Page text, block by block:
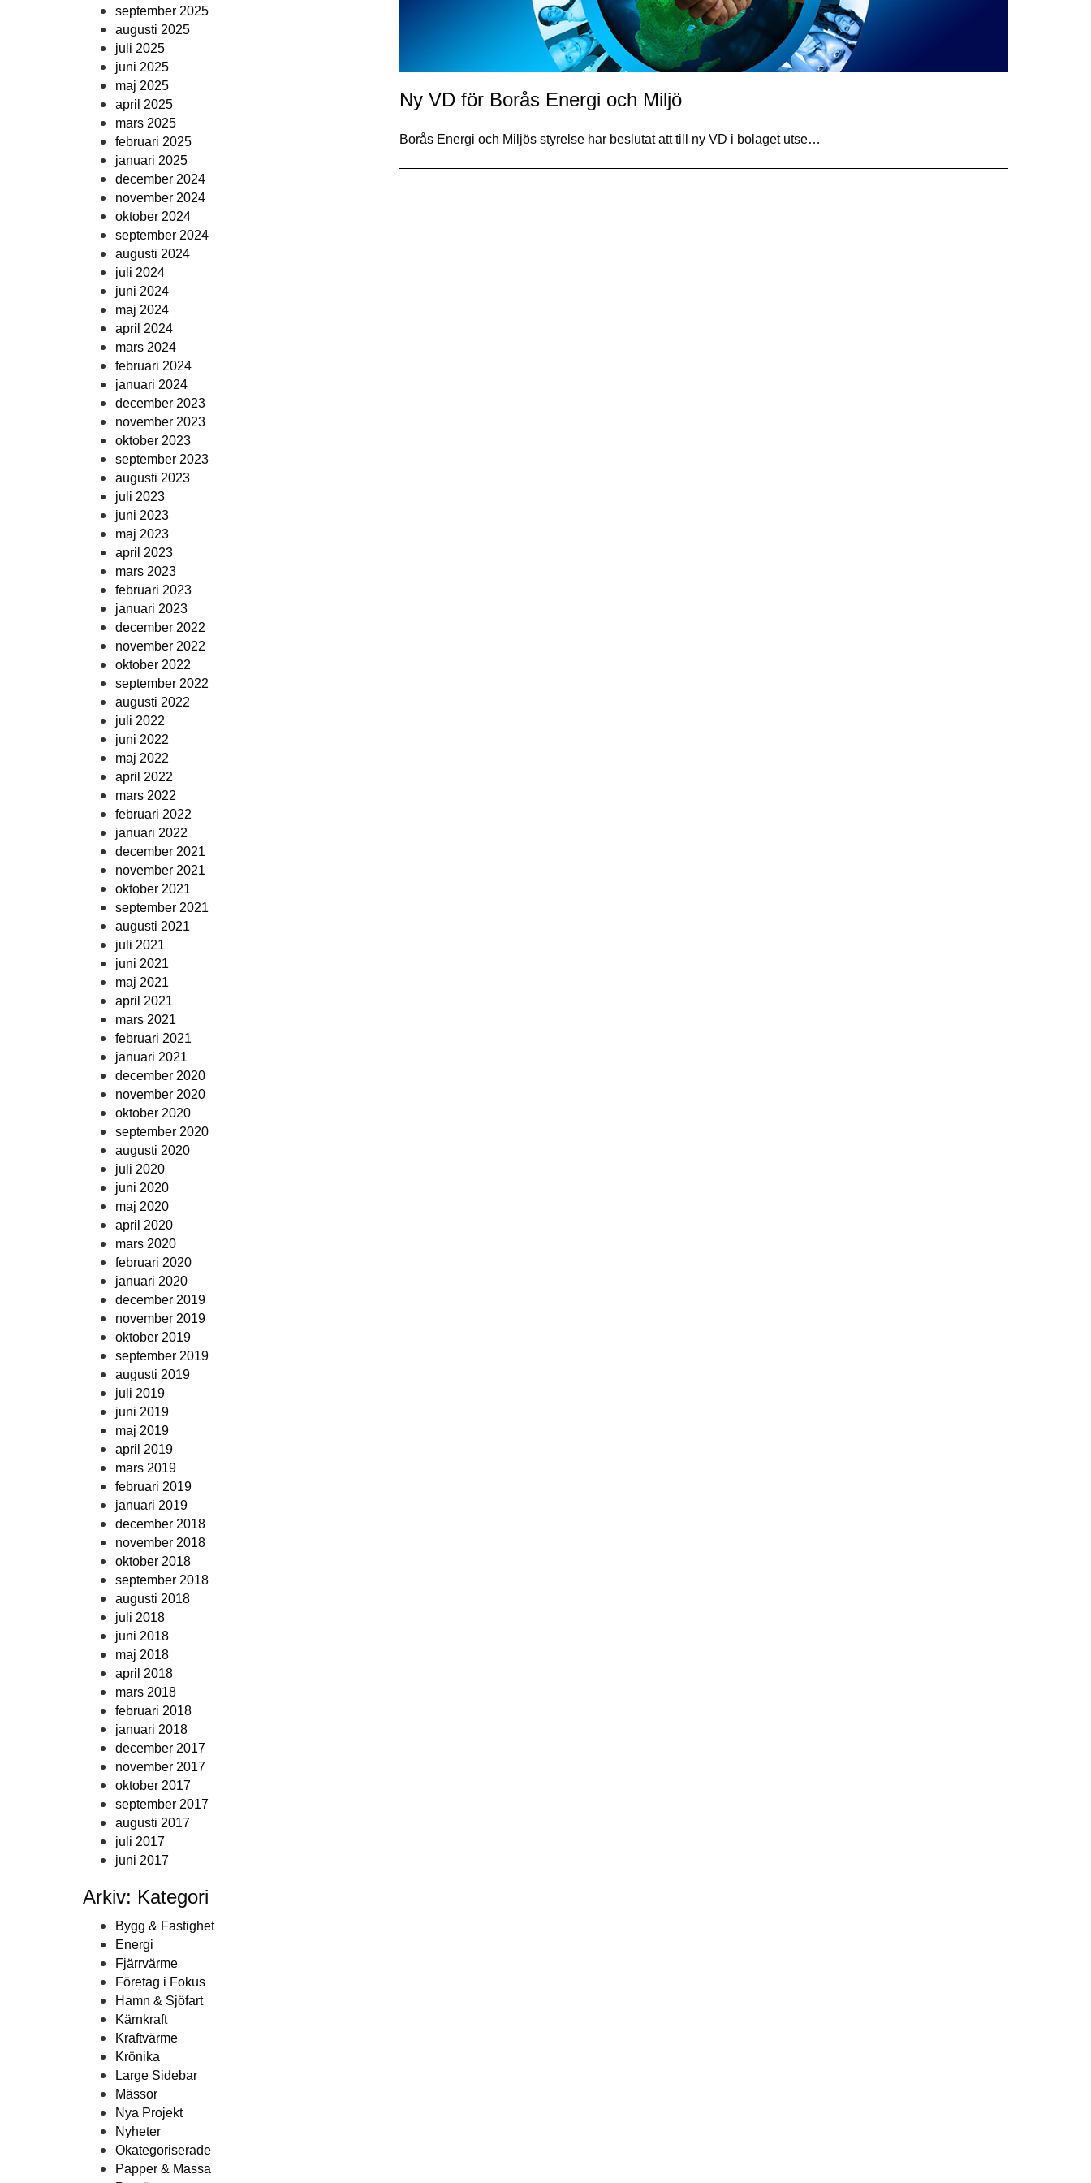
september 2025
augusti 2025
juli 2025
juni 2025
maj 2025
april 2025
mars 2025
februari 2025
januari 2025
december 2024
november 2024
oktober 2024
september 2024
augusti 2024
juli 2024
juni 2024
maj 2024
april 2024
mars 2024
februari 2024
januari 2024
december 2023
november 2023
oktober 2023
september 2023
augusti 2023
juli 2023
juni 2023
maj 2023
april 2023
mars 2023
februari 2023
januari 2023
december 2022
november 2022
oktober 2022
september 2022
augusti 2022
juli 2022
juni 2022
maj 2022
april 2022
mars 2022
februari 2022
januari 2022
december 2021
november 2021
oktober 2021
september 2021
augusti 2021
juli 2021
juni 2021
maj 2021
april 2021
mars 2021
februari 2021
januari 2021
december 2020
november 2020
oktober 2020
september 2020
augusti 2020
juli 2020
juni 2020
maj 2020
april 2020
mars 2020
februari 2020
januari 2020
december 2019
november 2019
oktober 2019
september 2019
augusti 2019
juli 2019
juni 2019
maj 2019
april 2019
mars 2019
februari 2019
januari 2019
december 2018
november 2018
oktober 2018
september 2018
augusti 2018
juli 2018
juni 2018
maj 2018
april 2018
mars 2018
februari 2018
januari 2018
december 2017
november 2017
oktober 2017
september 2017
augusti 2017
juli 2017
juni 2017
Arkiv: Kategori
Bygg & Fastighet
Energi
Fjärrvärme
Företag i Fokus
Hamn & Sjöfart
Kärnkraft
Kraftvärme
Krönika
Large Sidebar
Mässor
Nya Projekt
Nyheter
Okategoriserade
Papper & Massa
Ny VD för Borås Energi och Miljö
Borås Energi och Miljös styrelse har beslutat att till ny VD i bolaget utse…